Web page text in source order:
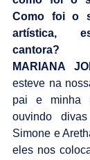
Como foi o
artística,
cantora?
MARIANA
esteve na
pai e minha
ouvindo
Simone e
eles nos